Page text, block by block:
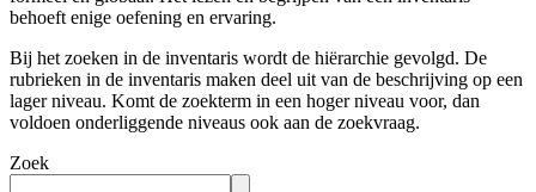
behoeft enige oefening en ervaring.
Bij het zoeken in de inventaris wordt de hiërarchie gevolgd. De
rubrieken in de inventaris maken deel uit van de beschrijving op een
lager niveau. Komt de zoekterm in een hoger niveau voor, dan
voldoen onderliggende niveaus ook aan de zoekvraag.
Zoek